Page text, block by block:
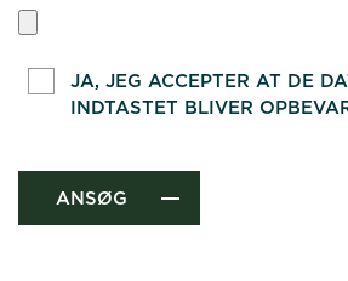
JA, JEG ACCEPTER AT DE
INDTASTET BLIVER
ANSØG